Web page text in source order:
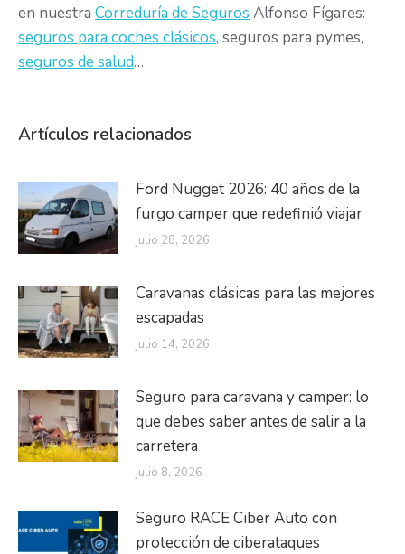
en nuestra Correduría de Seguros Alfonso Fígares:
seguros para coches clásicos, seguros para pymes,
seguros de salud…
Artículos relacionados
Ford Nugget 2026: 40 años de la
furgo camper que redefinió viajar
julio 28, 2026
Caravanas clásicas para las mejores
escapadas
julio 14, 2026
Seguro para caravana y camper: lo
que debes saber antes de salir a la
carretera
julio 8, 2026
Seguro RACE Ciber Auto con
protección de ciberataques